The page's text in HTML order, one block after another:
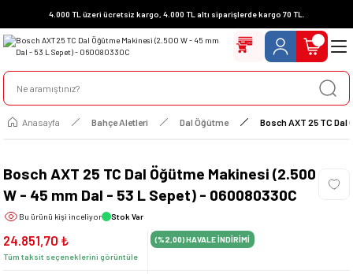
4.000 TL üzeri ücretsiz kargo, 4.000 TL altı siparişlerde kargo 70 TL.
Anasayfa Bahçe Aletleri Dal Öğütme Bosch AXT 25 TC Dal
Bosch AXT 25 TC Dal Öğütme Makinesi (2.500
W - 45 mm Dal - 53 L Sepet) - 060080330C
Bu ürünü kişi inceliyor Stok Var
24.851,70 ₺
Tüm taksit seçeneklerini görüntüle
(%2,00)HAVALE İNDİRİMİ